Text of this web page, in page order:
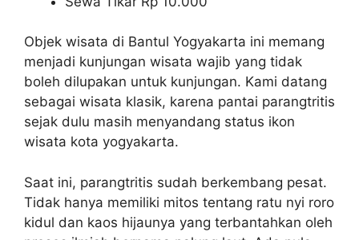
Objek wisata di Bantul Yogyakarta ini memang
menjadi kunjungan wisata wajib yang tidak
boleh dilupakan untuk kunjungan. Kami datang
sebagai wisata klasik, karena pantai parangtritis
sejak dulu masih menyandang status ikon
wisata kota yogyakarta.
Saat ini, parangtritis sudah berkembang pesat.
Tidak hanya memiliki mitos tentang ratu nyi roro
kidul dan kaos hijaunya yang terbantahkan oleh